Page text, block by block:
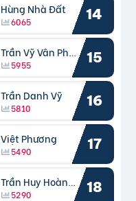
Hùng Nhà Đất
6065 14
Trần Vỹ Vân Phong
5955 15
Trần Danh Vỹ
5810 16
Việt Phương
5490 17
Trần Huy Hoàng Bắc
5290 18